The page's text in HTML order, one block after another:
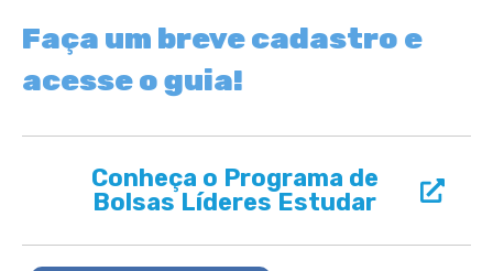
Faça um breve cadastro e
acesse o guia!
Conheça o Programa de
Bolsas Líderes Estudar